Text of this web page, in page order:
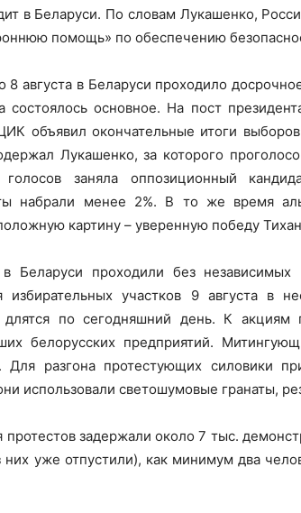
в Беларуси. По словам Лукашенко,
помощь» по обеспечению
8 августа в Беларуси проходило
состоялось основное. На пост
объявил окончательные итоги
Лукашенко, за которого
заняла оппозиционный
набрали менее 2%. В то же время
картину – уверенную победу
Беларуси проходили без
избирательных участков 9 августа в
длятся по сегодняшний день. К акциям
белорусских предприятий.
Для разгона протестующих силовики
использовали светошумовые гранаты,
протестов задержали около 7 тыс.
них уже отпустили), как минимум два